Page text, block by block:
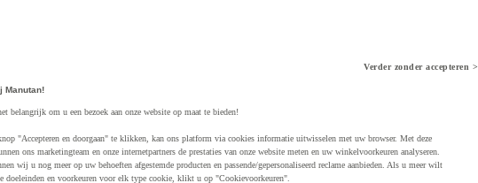
Verder zonder accepteren >
Manutan!
belangrijk om u een bezoek aan onze website op maat te bieden!
"Accepteren en doorgaan" te klikken, kan ons platform via cookies informatie uitwisselen met uw browser. Met deze
ons marketingteam en onze internetpartners de prestaties van onze website meten en uw winkelvoorkeuren analyseren.
wij u nog meer op uw behoeften afgestemde producten en passende/gepersonaliseerd reclame aanbieden. Als u meer wilt
doeleinden en voorkeuren voor elk type cookie, klikt u op "Cookievoorkeuren".